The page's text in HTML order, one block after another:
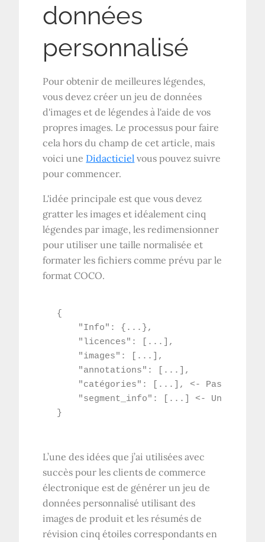
données
personnalisé
Pour obtenir de meilleures légendes,
vous devez créer un jeu de données
d'images et de légendes à l'aide de vos
propres images. Le processus pour faire
cela hors du champ de cet article, mais
voici une Didacticiel vous pouvez suivre
pour commencer.
L'idée principale est que vous devez
gratter les images et idéalement cinq
légendes par image, les redimensionner
pour utiliser une taille normalisée et
formater les fichiers comme prévu par le
format COCO.
{
"Info": {...},
"licences": [...],
"images": [...],
"annotations": [...],
"catégories": [...], <- Pas dans les
"segment_info": [...] <- Uniquement
L’une des idées que j’ai utilisées avec
succès pour les clients de commerce
électronique est de générer un jeu de
données personnalisé utilisant des
images de produit et les résumés de
révision cinq étoiles correspondants en